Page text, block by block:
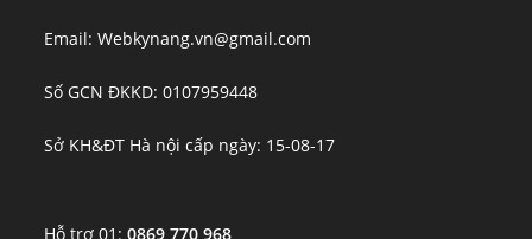
Email: Webkynang.vn@gmail.com
Số GCN ĐKKD: 0107959448
Sở KH&ĐT Hà nội cấp ngày: 15-08-17
Hỗ trợ 01:0869 770 968